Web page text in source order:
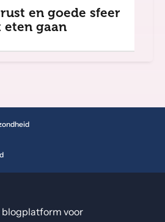
en goede sfeer
gaan
voor